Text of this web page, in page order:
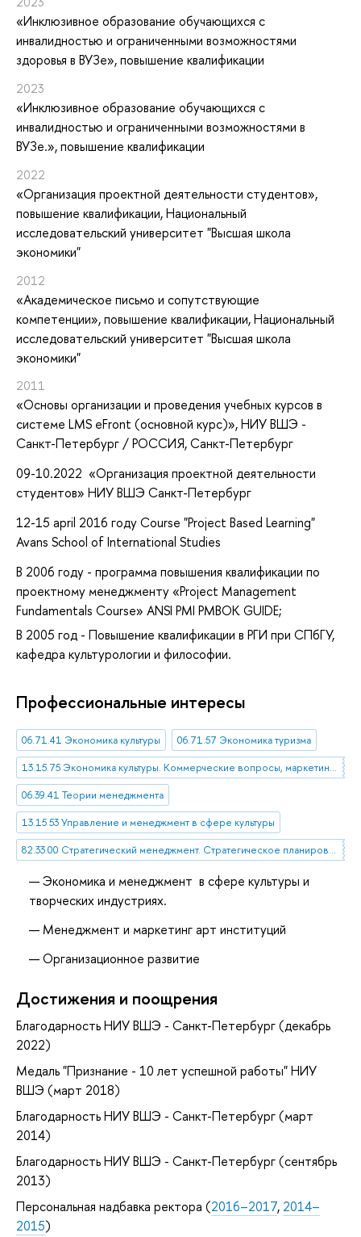
«Инклюзивное образование обучающихся с
инвалидностью и ограниченными возможностями
здоровья в ВУЗе», повышение квалификации
2023
«Инклюзивное образование обучающихся с
инвалидностью и ограниченными возможностями в
ВУЗе.», повышение квалификации
2022
«Организация проектной деятельности студентов»,
повышение квалификации, Национальный
исследовательский университет "Высшая школа
экономики"
2012
«Академическое письмо и сопутствующие
компетенции», повышение квалификации, Национальный
исследовательский университет "Высшая школа
экономики"
2011
«Основы организации и проведения учебных курсов в
системе LMS eFront (основной курс)», НИУ ВШЭ -
Санкт-Петербург / РОССИЯ, Санкт-Петербург
09-10.2022 «Организация проектной деятельности
студентов» НИУ ВШЭ Санкт-Петербург
12-15 april 2016 году Course "Project Based Learning"
Avans School of International Studies
В 2006 году - программа повышения квалификации по
проектному менеджменту «Project Management
Fundamentals Course» ANSI PMI PMBOK GUIDE;
В 2005 год - Повышение квалификации в РГИ при СПбГУ,
кафедра культурологии и философии.
Профессиональные интересы
06.71.41 Экономика культуры
06.71.57 Экономика туризма
13.15.75 Экономика культуры. Коммерческие вопросы, маркетинг, конъюнктура в области культуры
06.39.41 Теории менеджмента
13.15.53 Управление и менеджмент в сфере культуры
82.33.00 Стратегический менеджмент. Стратегическое планирование
Экономика и менеджмент в сфере культуры и
творческих индустриях.
Менеджмент и маркетинг арт институций
Организационное развитие
Достижения и поощрения
Благодарность НИУ ВШЭ - Санкт-Петербург (декабрь
2022)
Медаль "Признание - 10 лет успешной работы" НИУ
ВШЭ (март 2018)
Благодарность НИУ ВШЭ - Санкт-Петербург (март
2014)
Благодарность НИУ ВШЭ - Санкт-Петербург (сентябрь
2013)
Персональная надбавка ректора (2016–2017, 2014–
2015)